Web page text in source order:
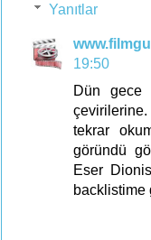
Yanıtlar
19:50
Dün gece
tekrar
göründü
Eser
backlistime